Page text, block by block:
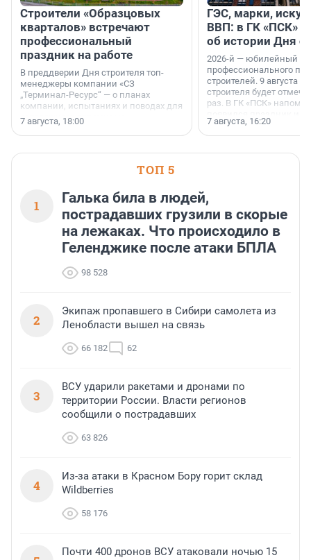
Строители «Образцовых
кварталов» встречают
профессиональный
праздник на работе
В преддверии Дня строителя топ-
менеджеры компании «СЗ
„Терминал-Ресурс“ — о планах
компании, испытаниях и поводах для
осторожного оптимизма.
7 августа, 18:00
ГЭС, марки,
ВВП: в ГК «ПСК»
об истории Дня
2026-й — юбилейный
профессионального
строителей. 9 августа
строителя будет
раз. В ГК «ПСК»
поменялась роль
7 августа, 16:20
ТОП 5
1
Галька била в людей,
пострадавших грузили в скорые
на лежаках. Что происходило в
Геленджике после атаки БПЛА
98 528
2
Экипаж пропавшего в Сибири самолета из
Ленобласти вышел на связь
66 182 62
3
ВСУ ударили ракетами и дронами по
территории России. Власти регионов
сообщили о пострадавших
63 826
4
Из-за атаки в Красном Бору горит склад
Wildberries
58 176
Почти 400 дронов ВСУ атаковали ночью 15